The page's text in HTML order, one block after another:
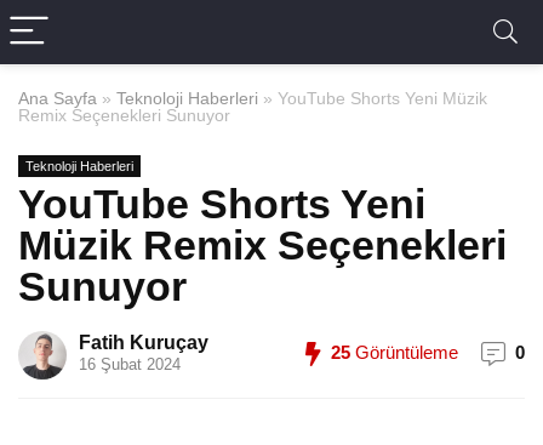
Ana Sayfa » Teknoloji Haberleri » YouTube Shorts Yeni Müzik
Remix Seçenekleri Sunuyor
Teknoloji Haberleri
YouTube Shorts Yeni
Müzik Remix Seçenekleri
Sunuyor
Fatih Kuruçay
16 Şubat 2024
25 Görüntüleme 0